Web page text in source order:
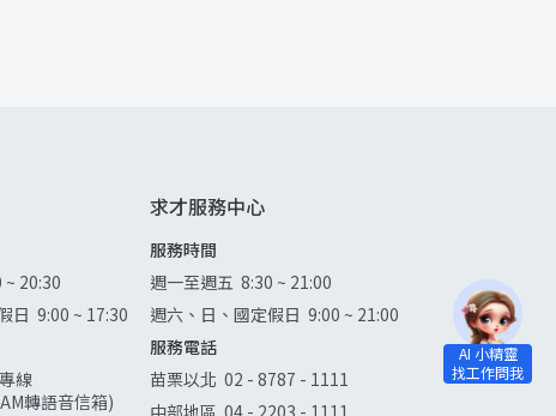
~ 20:30
日 9:00 ~ 17:30
線
轉語音信箱)
求才服務中心
服務時間
週一至週五 8:30 ~ 21:00
週六、日、國定假日 9:00 ~ 21:00
服務電話
苗栗以北 02 - 8787 - 1111
中部地區 04 - 2203 - 1111